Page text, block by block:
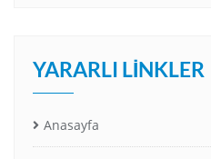
YARARLI LINKLER
Anasayfa